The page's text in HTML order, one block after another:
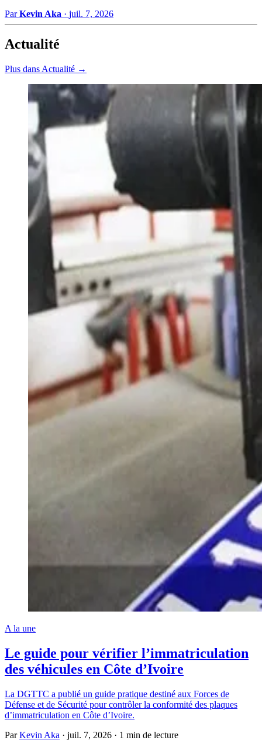
ParKevin Aka · juil. 7, 2026
Actualité
Plus dans Actualité →
A la une
Le guide pour vérifier l’immatriculation
des véhicules en Côte d’Ivoire
La DGTTC a publié un guide pratique destiné aux Forces de
Défense et de Sécurité pour contrôler la conformité des plaques
d’immatriculation en Côte d’Ivoire.
ParKevin Aka · juil. 7, 2026 · 1 min de lecture